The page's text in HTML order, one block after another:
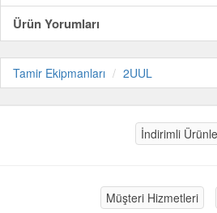
Ürün Yorumları
Tamir Ekipmanları 2UUL
İndirimli
Müşteri Hizmetleri